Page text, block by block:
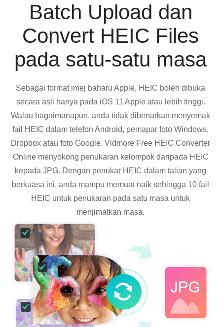
Batch Upload dan
Convert HEIC Files
pada satu-satu masa
Sebagai format imej baharu Apple, HEIC boleh dibuka
secara asli hanya pada iOS 11 Apple atau lebih tinggi.
Walau bagaimanapun, anda tidak dibenarkan menyemak
fail HEIC dalam telefon Android, pemapar foto Windows,
Dropbox atau foto Google. Vidmore Free HEIC Converter
Online menyokong penukaran kelompok daripada HEIC
kepada JPG. Dengan penukar HEIC dalam talian yang
berkuasa ini, anda mampu memuat naik sehingga 10 fail
HEIC untuk penukaran pada satu masa untuk
menjimatkan masa.